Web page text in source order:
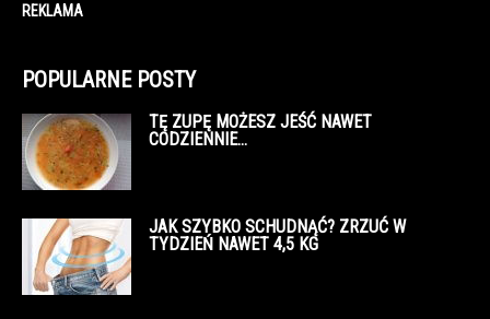
REKLAMA
POPULARNE POSTY
TĘ ZUPĘ MOŻESZ JEŚĆ NAWET
CODZIENNIE…
JAK SZYBKO SCHUDNĄĆ? ZRZUĆ W
TYDZIEŃ NAWET 4,5 KG